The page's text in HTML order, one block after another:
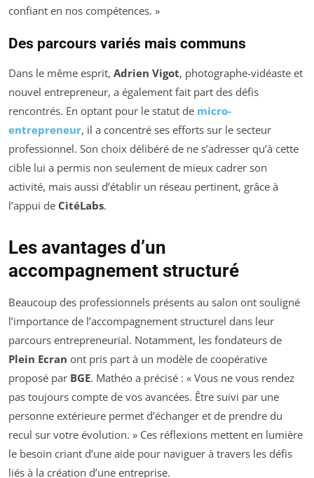
confiant en nos compétences. »
Des parcours variés mais communs
Dans le même esprit, Adrien Vigot, photographe-vidéaste et
nouvel entrepreneur, a également fait part des défis
rencontrés. En optant pour le statut de micro-
entrepreneur, il a concentré ses efforts sur le secteur
professionnel. Son choix délibéré de ne s’adresser qu’à cette
cible lui a permis non seulement de mieux cadrer son
activité, mais aussi d’établir un réseau pertinent, grâce à
l’appui de CitéLabs.
Les avantages d’un
accompagnement structuré
Beaucoup des professionnels présents au salon ont souligné
l’importance de l’accompagnement structurel dans leur
parcours entrepreneurial. Notamment, les fondateurs de
Plein Ecran ont pris part à un modèle de coopérative
proposé par BGE. Mathéo a précisé : « Vous ne vous rendez
pas toujours compte de vos avancées. Être suivi par une
personne extérieure permet d’échanger et de prendre du
recul sur votre évolution. » Ces réflexions mettent en lumière
le besoin criant d’une aide pour naviguer à travers les défis
liés à la création d’une entreprise.